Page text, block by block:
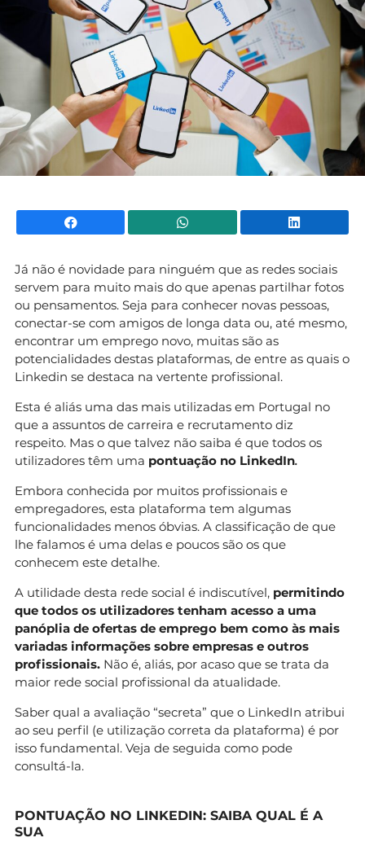
Facebook WhatsApp
Já não é novidade para ninguém que as redes sociais
servem para muito mais do que apenas partilhar fotos
ou pensamentos. Seja para conhecer novas pessoas,
conectar-se com amigos de longa data ou, até mesmo,
encontrar um emprego novo, muitas são as
potencialidades destas plataformas, de entre as quais o
Linkedin se destaca na vertente profissional.
Esta é aliás uma das mais utilizadas em Portugal no
que a assuntos de carreira e recrutamento diz
respeito. Mas o que talvez não saiba é que todos os
utilizadores têm uma pontuação no LinkedIn.
Embora conhecida por muitos profissionais e
empregadores, esta plataforma tem algumas
funcionalidades menos óbvias. A classificação de que
lhe falamos é uma delas e poucos são os que
conhecem este detalhe.
A utilidade desta rede social é indiscutível, permitindo
que todos os utilizadores tenham acesso a uma
panóplia de ofertas de emprego bem como às mais
variadas informações sobre empresas e outros
profissionais. Não é, aliás, por acaso que se trata da
maior rede social profissional da atualidade.
Saber qual a avaliação “secreta” que o LinkedIn atribui
ao seu perfil (e utilização correta da plataforma) é por
isso fundamental. Veja de seguida como pode
consultá-la.
PONTUAÇÃO NO LINKEDIN: SAIBA QUAL É A
SUA